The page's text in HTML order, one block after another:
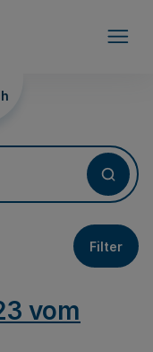
Filter
vom